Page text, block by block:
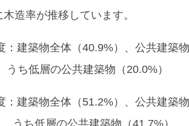
造率が推移しています。
：建築物全体（40.9%）、公共建築
うち低層の公共建築物（20.0%）
：建築物全体（51.2%）、公共建築
、うち低層の公共建築物（41.7%）